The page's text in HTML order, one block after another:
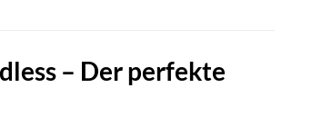
– Der perfekte